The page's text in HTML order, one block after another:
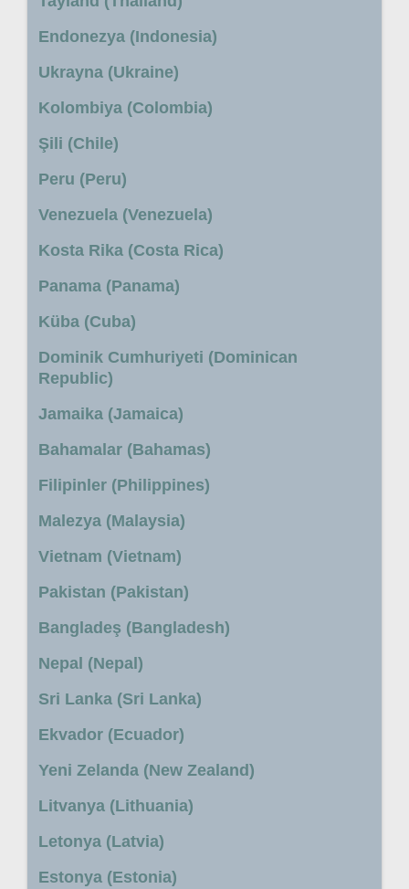
Endonezya (Indonesia)
Ukrayna (Ukraine)
Kolombiya (Colombia)
Şili (Chile)
Peru (Peru)
Venezuela (Venezuela)
Kosta Rika (Costa Rica)
Panama (Panama)
Küba (Cuba)
Dominik Cumhuriyeti (Dominican
Republic)
Jamaika (Jamaica)
Bahamalar (Bahamas)
Filipinler (Philippines)
Malezya (Malaysia)
Vietnam (Vietnam)
Pakistan (Pakistan)
Bangladeş (Bangladesh)
Nepal (Nepal)
Sri Lanka (Sri Lanka)
Ekvador (Ecuador)
Yeni Zelanda (New Zealand)
Litvanya (Lithuania)
Letonya (Latvia)
Estonya (Estonia)